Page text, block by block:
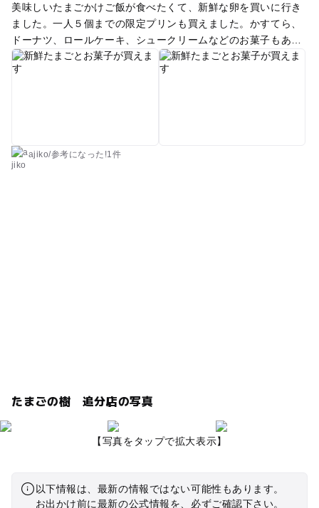
美味しいたまごかけご飯が食べたくて、新鮮な卵を買いに行き
ました。一人５個までの限定プリンも買えました。かすてら、
ドーナツ、ロールケーキ、シュークリームなどのお菓子もある
ので、見てるだけでワクワクします。
ajiko/参考になった!1件
たまごの樹 追分店の写真
【写真をタップで拡大表示】
以下情報は、最新の情報ではない可能性もあります。
お出かけ前に最新の公式情報を、必ずご確認下さい。